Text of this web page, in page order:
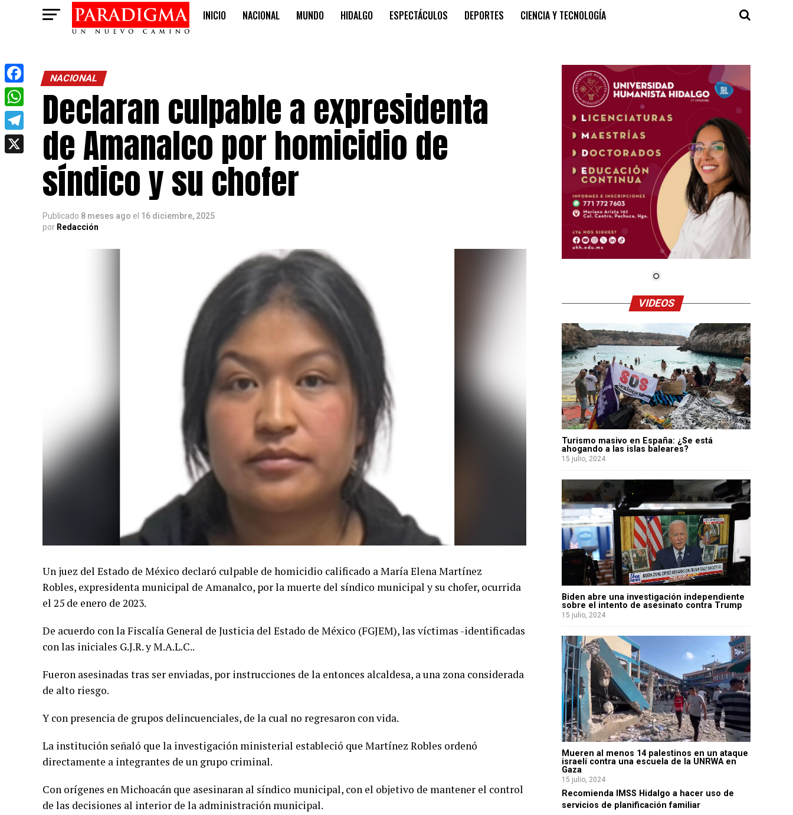
INICIO NACIONAL MUNDO HIDALGO ESPECTÁCULOS DEPORTES CIENCIA Y TECNOLOGÍA
NACIONAL
Declaran culpable a expresidenta
de Amanalco por homicidio de
síndico y su chofer
Publicado 8 meses ago el 16 diciembre, 2025
por Redacción
Un juez del Estado de México declaró culpable de homicidio calificado a María Elena Martínez
Robles, expresidenta municipal de Amanalco, por la muerte del síndico municipal y su chofer, ocurrida
el 25 de enero de 2023.
De acuerdo con la Fiscalía General de Justicia del Estado de México (FGJEM), las víctimas -identificadas
con las iniciales G.J.R. y M.A.L.C..
Fueron asesinadas tras ser enviadas, por instrucciones de la entonces alcaldesa, a una zona considerada
de alto riesgo.
Y con presencia de grupos delincuenciales, de la cual no regresaron con vida.
La institución señaló que la investigación ministerial estableció que Martínez Robles ordenó
directamente a integrantes de un grupo criminal.
Con orígenes en Michoacán que asesinaran al síndico municipal, con el objetivo de mantener el control
de las decisiones al interior de la administración municipal.
VIDEOS
Turismo masivo en España: ¿Se está
ahogando a las islas baleares?
15 julio, 2024
Biden abre una investigación independiente
sobre el intento de asesinato contra Trump
15 julio, 2024
Mueren al menos 14 palestinos en un ataque
israelí contra una escuela de la UNRWA en
Gaza
15 julio, 2024
Recomienda IMSS Hidalgo a hacer uso de
servicios de planificación familiar
Facebook
WhatsApp
Telegram